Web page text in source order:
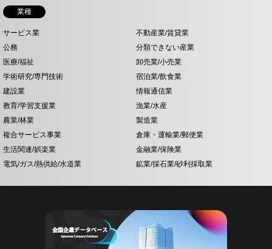
業種
サービス業
不動産業/賃貸業
公務
分類できない産業
医療/福祉
卸売業/小売業
学術研究/専門技術
宿泊業/飲食業
建設業
情報通信業
教育/学習支援業
漁業/水産
農業/林業
製造業
複合サービス事業
倉庫・運輸業/郵便業
生活関連/娯楽業
金融業/保険業
電気/ガス/熱供給/水道業
鉱業/採石業/砂利採取業